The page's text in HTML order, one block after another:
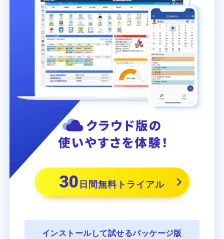
30日間無料トライアル
インストールして試せるパッケージ版